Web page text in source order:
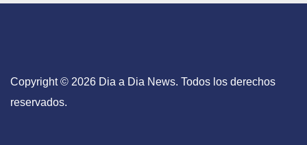
Copyright © 2026 Dia a Dia News. Todos los derechos
reservados.